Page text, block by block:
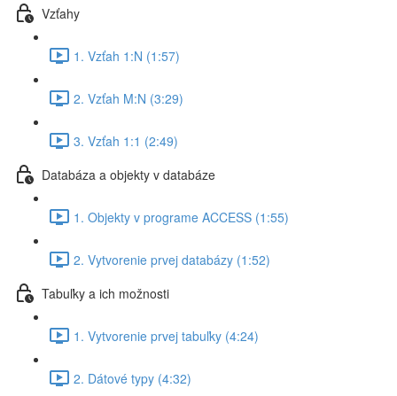
Vzťahy
1. Vzťah 1:N (1:57)
2. Vzťah M:N (3:29)
3. Vzťah 1:1 (2:49)
Databáza a objekty v databáze
1. Objekty v programe ACCESS (1:55)
2. Vytvorenie prvej databázy (1:52)
Tabuľky a ich možnosti
1. Vytvorenie prvej tabuľky (4:24)
2. Dátové typy (4:32)